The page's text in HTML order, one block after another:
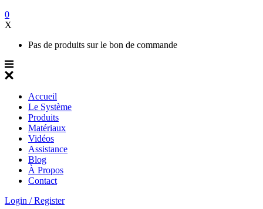
0
X
Pas de produits sur le bon de commande
Accueil
Le Système
Produits
Matériaux
Vidéos
Assistance
Blog
À Propos
Contact
Login / Register